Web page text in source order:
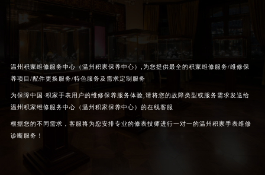
温州积家维修服务中心（温州积家保养中心）,为您提供最全的积家维修服务/维修保
养项目/配件更换服务/特色服务及需求定制服务
为保障中国·积家手表用户的维修保养服务体验,请将您的故障类型或服务需求发送给
温州积家维修服务中心（温州积家保养中心）的在线客服
根据您的不同需求，客服将为您安排专业的修表技师进行一对一的温州积家手表维修
诊断服务！